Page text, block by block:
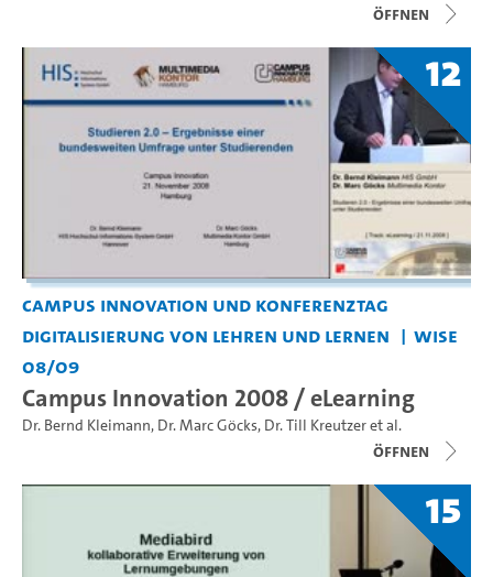
Öffnen
12
Campus Innovation und Konferenztag
Digitalisierung von Lehren und Lernen
WiSe
08/09
Campus Innovation 2008 / eLearning
Dr. Bernd Kleimann, Dr. Marc Göcks, Dr. Till Kreutzeret al.
Öffnen
15